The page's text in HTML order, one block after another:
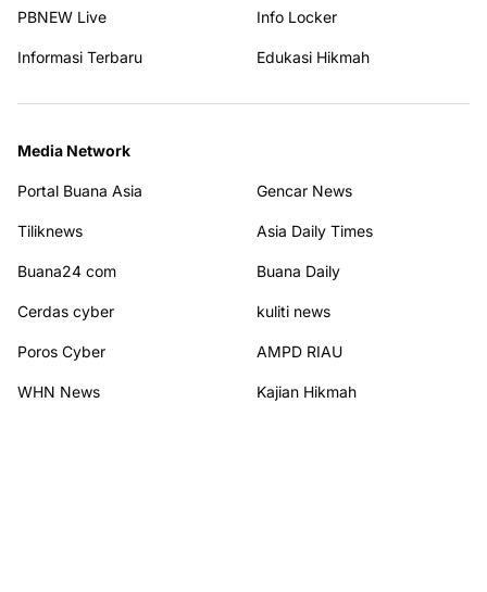
PBNEW Live Info Locker
Informasi Terbaru Edukasi Hikmah
Media Network
Portal Buana Asia Gencar News
Tiliknews Asia Daily Times
Buana24 com Buana Daily
Cerdas cyber kuliti news
Poros Cyber AMPD RIAU
WHN News Kajian Hikmah